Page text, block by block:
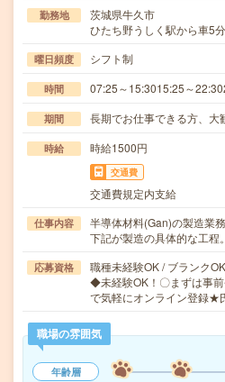
勤務地
茨城県牛久市
ひたち野うしく駅から車5分
曜日頻度 シフト制
時間 07:25～15:3015:25～
期間 長期でお仕事できる方、大
時給 時給1500円
交通費
交通費規定内支給
仕事内容
半導体材料(Gan)の製造業
下記が製造の具体的な工
応募資格
職種未経験OK / ブランク
◆未経験OK！〇まずは事
で気軽にオンライン登録★
職場の雰囲気
年齢層